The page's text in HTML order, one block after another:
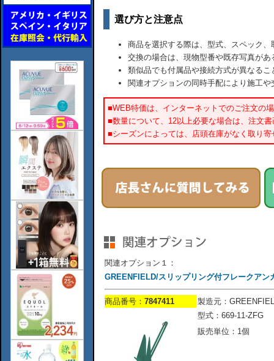
選び方と注意点
商品を選択する際は、型式、スペック
交換の場合は、現物型番や既存写真が
類似品でも付属品や接続方式が異なるこ
関連オプションの同時手配により施工
■WEB特価は、インターネットでのご注文の
■数量について、12以上必要な場合は、注文
■シーズンによっては、店頭在庫がなく取り
関連オプション１：
GREENFIELD/スリップリング付フレークアン
商品番号： 7847411
製造元：
型式：669-11-ZFG
販売単位：1個